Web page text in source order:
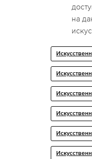
на